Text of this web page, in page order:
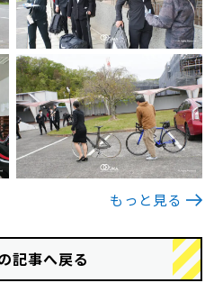
もっと見る
記事へ戻る